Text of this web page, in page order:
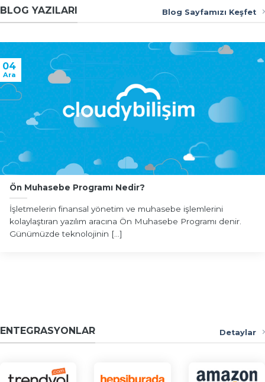
BLOG YAZILARI Blog Sayfamızı Keşfet
Ön Muhasebe Programı Nedir?
İşletmelerin finansal yönetim ve muhasebe işlemlerini
kolaylaştıran yazılım aracına Ön Muhasebe Programı denir.
Günümüzde teknolojinin [...]
04
Ara
ENTEGRASYONLAR Detaylar